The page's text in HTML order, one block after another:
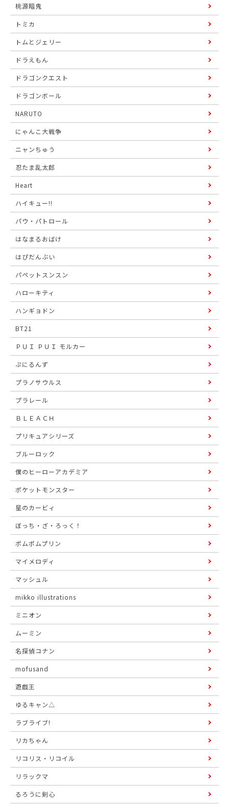
桃源暗鬼
トミカ
トムとジェリー
ドラえもん
ドラゴンクエスト
ドラゴンボール
NARUTO
にゃんこ大戦争
ニャンちゅう
忍たま乱太郎
Heart
ハイキュー!!
パウ・パトロール
はなまるおばけ
はぴだんぶい
パペットスンスン
ハローキティ
ハンギョドン
BT21
ＰＵＩ ＰＵＩ モルカー
ぷにるんず
プラノサウルス
プラレール
ＢＬＥＡＣＨ
プリキュアシリーズ
ブルーロック
僕のヒーローアカデミア
ポケットモンスター
星のカービィ
ぼっち・ざ・ろっく！
ポムポムプリン
マイメロディ
マッシュル
mikko illustrations
ミニオン
ムーミン
名探偵コナン
mofusand
遊戯王
ゆるキャン△
ラブライブ!
リカちゃん
リコリス・リコイル
リラックマ
るろうに剣心